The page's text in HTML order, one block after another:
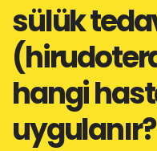
sülük
hangi
uygulanır?